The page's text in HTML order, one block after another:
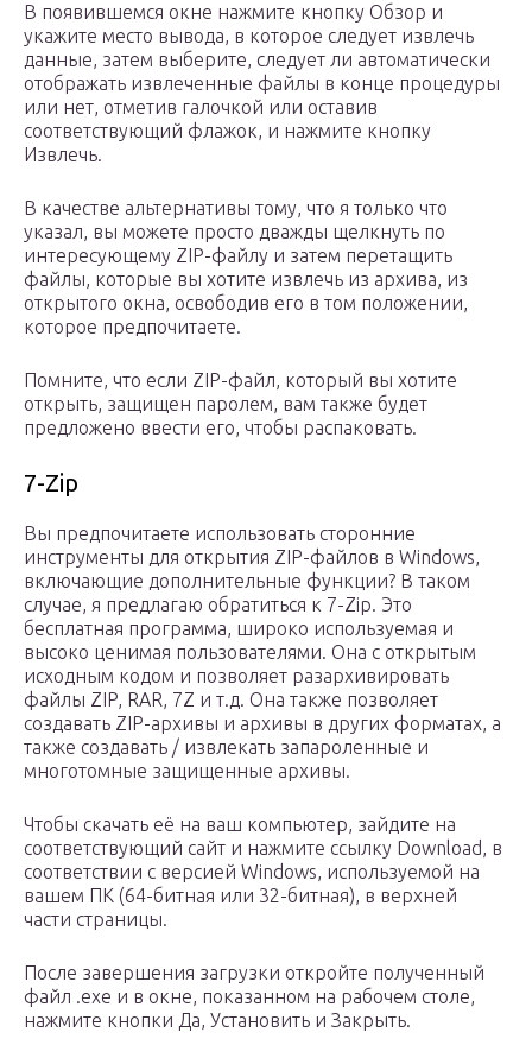
В появившемся окне нажмите кнопку Обзор и
укажите место вывода, в которое следует извлечь
данные, затем выберите, следует ли автоматически
отображать извлеченные файлы в конце процедуры
или нет, отметив галочкой или оставив
соответствующий флажок, и нажмите кнопку
Извлечь.
В качестве альтернативы тому, что я только что
указал, вы можете просто дважды щелкнуть по
интересующему ZIP-файлу и затем перетащить
файлы, которые вы хотите извлечь из архива, из
открытого окна, освободив его в том положении,
которое предпочитаете.
Помните, что если ZIP-файл, который вы хотите
открыть, защищен паролем, вам также будет
предложено ввести его, чтобы распаковать.
7-Zip
Вы предпочитаете использовать сторонние
инструменты для открытия ZIP-файлов в Windows,
включающие дополнительные функции? В таком
случае, я предлагаю обратиться к 7-Zip. Это
бесплатная программа, широко используемая и
высоко ценимая пользователями. Она с открытым
исходным кодом и позволяет разархивировать
файлы ZIP, RAR, 7Z и т.д. Она также позволяет
создавать ZIP-архивы и архивы в других форматах, а
также создавать / извлекать запароленные и
многотомные защищенные архивы.
Чтобы скачать её на ваш компьютер, зайдите на
соответствующий сайт и нажмите ссылку Download, в
соответствии с версией Windows, используемой на
вашем ПК (64-битная или 32-битная), в верхней
части страницы.
После завершения загрузки откройте полученный
файл .exe и в окне, показанном на рабочем столе,
нажмите кнопки Да, Установить и Закрыть.